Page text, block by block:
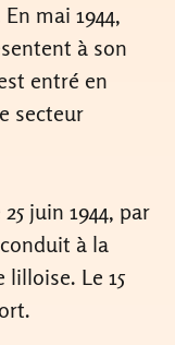
mai 1944,
à son
entré en
secteur
juin 1944, par
à la
Le 15